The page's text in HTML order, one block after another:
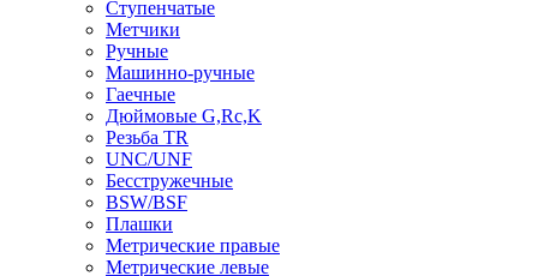
Ступенчатые
Метчики
Ручные
Машинно-ручные
Гаечные
Дюймовые G,Rc,K
Резьба TR
UNC/UNF
Бесстружечные
BSW/BSF
Плашки
Метрические правые
Метрические левые